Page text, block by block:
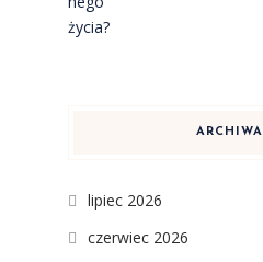
ARCHIWA
lipiec 2026
czerwiec 2026